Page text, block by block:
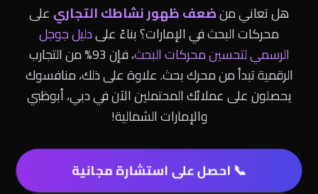
هل تعاني منضعف ظهور نشاطك التجاري على
محركات البحث في الإمارات؟ بناءً علىدليل جوجل
الرسمي لتحسين محركات البحث
، فإن 93% من التجارب
الرقمية تبدأ من محرك بحث. علاوة على ذلك، منافسوك
يحصلون على عملائك المحتملين الآن في دبي، أبوظبي
والإمارات الشمالية!
📞 احصل على استشارة مجانية